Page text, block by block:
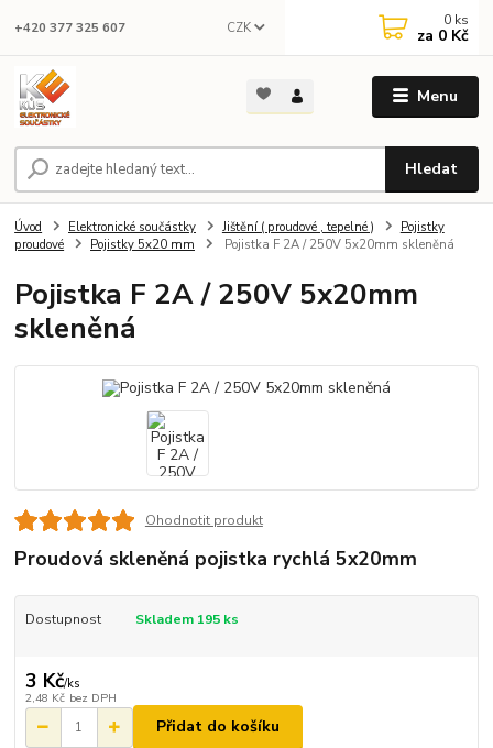
Menu
CZK
Hledat
+420 377 325 607 0 ks
za 0 Kč
Úvod Elektronické součástky Jištění ( proudové , tepelné )
Pojistky
proudové
Pojistky 5x20 mm Pojistka F 2A / 250V 5x20mm skleněná
Pojistka F 2A / 250V 5x20mm
skleněná
Ohodnotit produkt
Proudová skleněná pojistka rychlá 5x20mm
Dostupnost Skladem 195 ks
3 Kč/ks
2,48 Kč bez DPH
Přidat do košíku